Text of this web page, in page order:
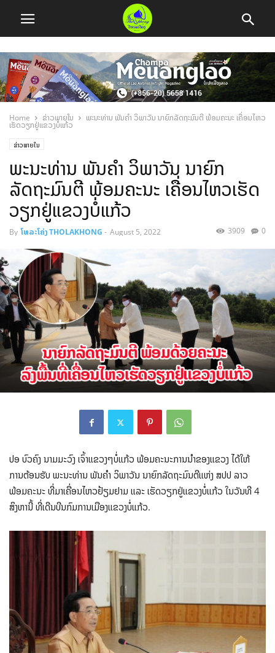
Home ຂ່າວພາຍໃນ ພະນະທ່ານ ພັນຄຳ ວິພາວັນ ນາຍົກລັດຖະມົນຕີ ພ້ອມຄະນະ ເຄື່ອນໄຫວ
ເຮັດວຽກຢູ່ແຂວງບໍ່ແກ້ວ
ຂ່າວພາຍໃນ
ພະນະທ່ານ ພັນຄຳ ວິພາວັນ ນາຍົກ
ລັດຖະມົນຕີ ພ້ອມຄະນະ ເຄື່ອນໄຫວເຮັດ
ວຽກຢູ່ແຂວງບໍ່ແກ້ວ
By ໂທລະໂຄ່ງ THOLAKHONG - August 5, 2022 0
3909
ປອ ບົວຄົງ ນາມມະວົງ ເຈົ້າແຂວງໆບໍ່ແກ້ວ ພ້ອມຄະນະການນໍາຂອງແຂວງ ໄດ້ໃຫ້
ການຕ້ອນຮັບ ພະນະທ່ານ ພັນຄຳ ວິພາວັນ ນາຍົກລັດຖະມົນຕີແຫ່ງ ສປປ ລາວ
ພ້ອມຄະນະ ທີ່ມາເຄື່ອນໄຫວຢ້ຽມຢາມ ແລະ ເຮັດວຽກຢູ່ແຂວງບໍ່ແກ້ວ ໃນວັນທີ 4
ສິງຫານີ້ ທີ່ເດີນບີນກົມການເມືອງແຂວງບໍ່ແກ້ວ.